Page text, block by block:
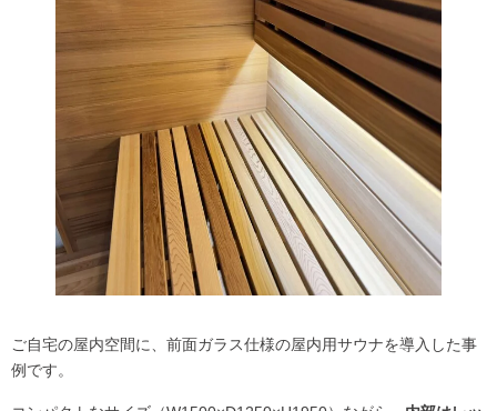
ご自宅の屋内空間に、前面ガラス仕様の屋内用サウナを導入した事
例です。